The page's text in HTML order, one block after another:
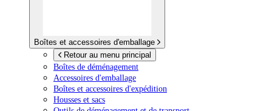
Boîtes et accessoires d'emballage
Retour au menu principal
Boîtes de déménagement
Accessoires d'emballage
Boîtes et accessoires d'expédition
Housses et sacs